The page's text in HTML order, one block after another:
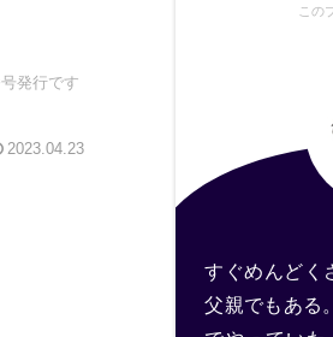
発行です
2023.04.23
この
すぐめんどく
父親でもある